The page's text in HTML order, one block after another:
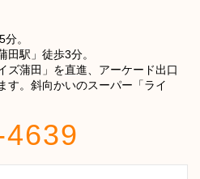
。
田駅」徒歩3分。
ズ蒲田」を直進、アーケード出口
す。斜向かいのスーパー「ライ